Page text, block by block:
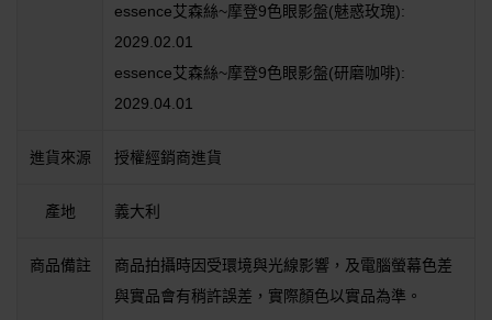
essence艾森絲~摩登9色眼影盤(魅惑玫瑰):
2029.02.01
essence艾森絲~摩登9色眼影盤(研磨咖啡):
2029.04.01
進貨來源 授權經銷商進貨
產地 義大利
商品備註
商品拍攝時因受環境與光線影響，及電腦螢幕色差
與實品會有稍許誤差，實際顏色以實品為準。